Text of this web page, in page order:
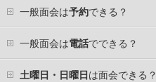
一般面会は予約できる？
一般面会は電話でできる？
土曜日・日曜日 は面会できる？